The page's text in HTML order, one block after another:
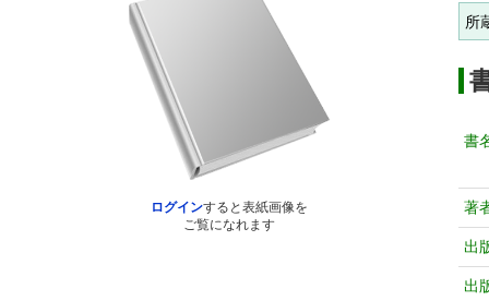
ログインすると表紙画像を
ご覧になれます
所
書
著
出
出